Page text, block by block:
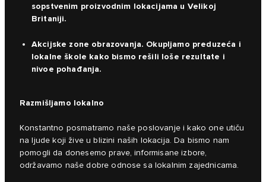
sopstvenim proizvodnim lokacijama u Velikoj
Britaniji.
Akcijske zone obrazovanja. Okupljamo preduzeća i
lokalne škole kako bismo rešili loše rezultate i
nivoe pohađanja.
Razmišljamo lokalno
Konstantno posmatramo naše poslovanje i kako one utiču
na ljude koji žive u blizini naših lokacija. Da bismo nam
pomogli da donesemo prave, informisane izbore,
održavamo naše dobre odnose sa lokalnim zajednicama.